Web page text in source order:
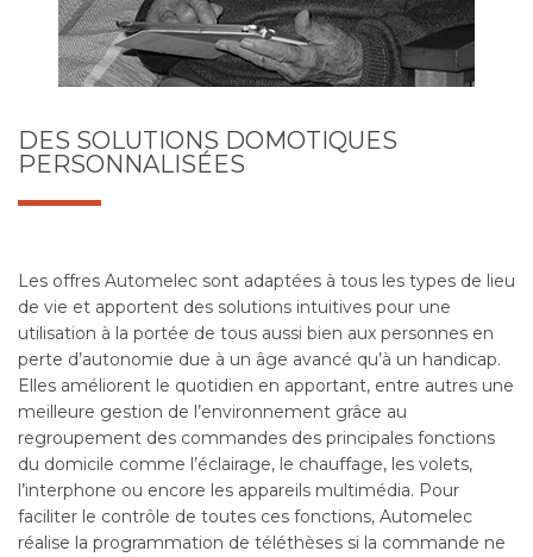
DES SOLUTIONS DOMOTIQUES
PERSONNALISÉES
Les offres Automelec sont adaptées à tous les types de lieu
de vie et apportent des solutions intuitives pour une
utilisation à la portée de tous aussi bien aux personnes en
perte d’autonomie due à un âge avancé qu’à un handicap.
Elles améliorent le quotidien en apportant, entre autres une
meilleure gestion de l’environnement grâce au
regroupement des commandes des principales fonctions
du domicile comme l’éclairage, le chauffage, les volets,
l’interphone ou encore les appareils multimédia. Pour
faciliter le contrôle de toutes ces fonctions, Automelec
réalise la programmation de téléthèses si la commande ne